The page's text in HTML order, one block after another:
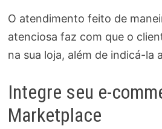
O atendimento feito de
atenciosa faz com que o
na sua loja, além de indicá-la
Integre seu e-
Marketplace